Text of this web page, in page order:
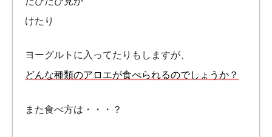
けたり
ヨーグルトに入ってたりもしますが、
どんな種類のアロエが食べられるのでしょうか？
また食べ方は・・・？